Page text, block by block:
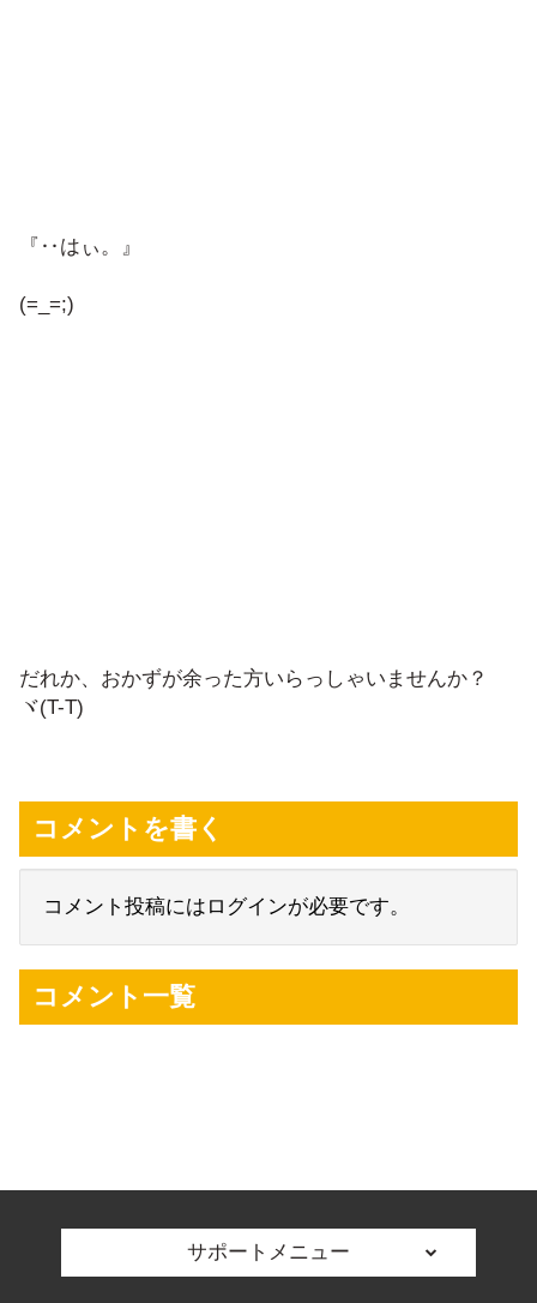
『‥はぃ。』
(=_=;)
だれか、おかずが余った方いらっしゃいませんか？
ヾ(T-T)
コメントを書く
コメント投稿にはログインが必要です。
コメント一覧
サポートメニュー